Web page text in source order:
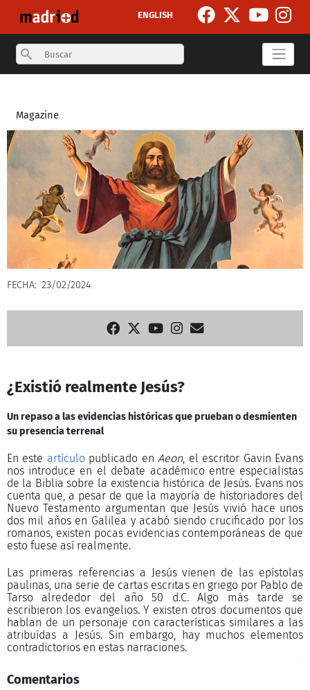
ENGLISH
Search
Magazine
FECHA 23/02/2024
¿Existió realmente Jesús?
Un repaso a las evidencias históricas que prueban o desmienten
su presencia terrenal
En este artículo publicado en Aeon, el escritor Gavin Evans
nos introduce en el debate académico entre especialistas
de la Biblia sobre la existencia histórica de Jesús. Evans nos
cuenta que, a pesar de que la mayoría de historiadores del
Nuevo Testamento argumentan que Jesús vivió hace unos
dos mil años en Galilea y acabó siendo crucificado por los
romanos, existen pocas evidencias contemporáneas de que
esto fuese así realmente.
Las primeras referencias a Jesús vienen de las epístolas
paulinas, una serie de cartas escritas en griego por Pablo de
Tarso alrededor del año 50 d.C. Algo más tarde se
escribieron los evangelios. Y existen otros documentos que
hablan de un personaje con características similares a las
atribuídas a Jesús. Sin embargo, hay muchos elementos
contradictorios en estas narraciones.
Comentarios